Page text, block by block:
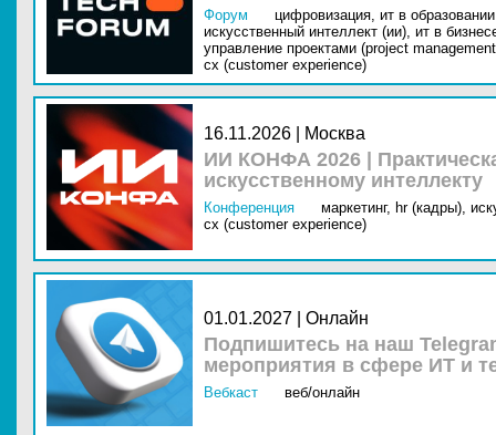
Форум цифровизация, ит в
искусственный интеллект (ии), ит в
управление проектами (project
cx (customer experience)
16.11.2026 | Москва
ИИ КОНФА 2026 |
искусственному интеллекту
Конференция маркетинг, hr (кадры),
cx (customer experience)
01.01.2027 | Онлайн
Подпишитесь на наш
мероприятия в сфере ИТ и
Вебкаст веб/онлайн